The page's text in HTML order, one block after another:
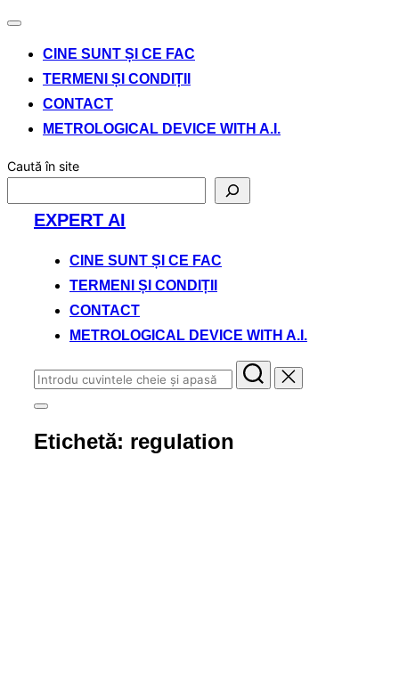
Comută
CINE SUNT ȘI CE FAC
TERMENI ȘI CONDIȚII
CONTACT
METROLOGICAL DEVICE WITH A.I.
Caută în site
EXPERT AI
CINE SUNT ȘI CE FAC
TERMENI ȘI CONDIȚII
CONTACT
METROLOGICAL DEVICE WITH A.I.
Caută
după:
Comută
bara
Etichetă: regulation